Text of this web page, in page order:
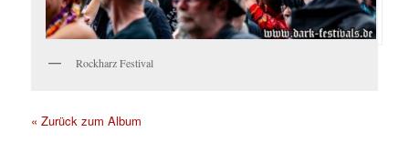
Rockharz Festival
« Zurück zum Album